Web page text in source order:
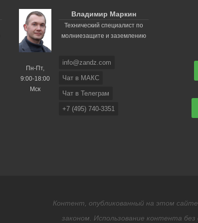
Пн-Пт,
9:00-18:00
Мск
Владимир Маркин
Технический специалист по
молниезащите и заземлению
info@zandz.com
Чат в МАКС
Чат в Телеграм
+7 (495) 740-3351
Контент, опубликованный на этом
законом. Использование контента без